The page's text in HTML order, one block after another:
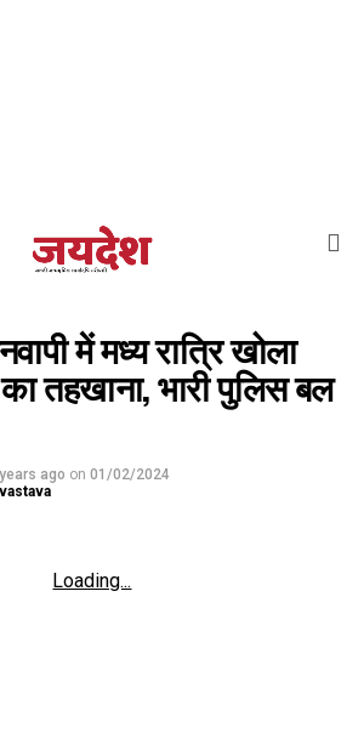
में मध्य रात्रि खोला
तहखाना, भारी पुलिस बल
ago on 01/02/2024
Loading...